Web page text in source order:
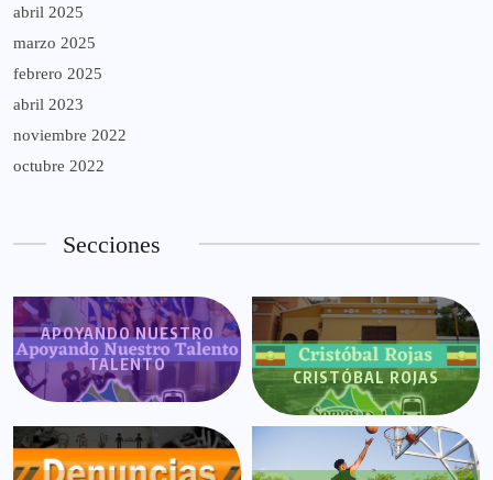
abril 2025
marzo 2025
febrero 2025
abril 2023
noviembre 2022
octubre 2022
Secciones
APOYANDO NUESTRO
TALENTO
CRISTÓBAL ROJAS